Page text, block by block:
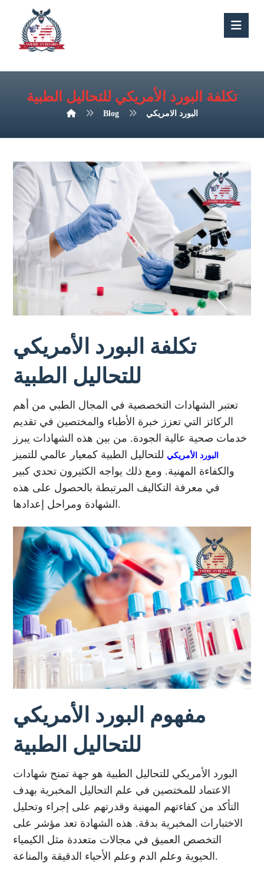
تكلفة البورد الأمريكي للتحاليل الطبية
Blog البورد الامريكي
تكلفة البورد الأمريكي
للتحاليل الطبية
تعتبر الشهادات التخصصية في المجال الطبي من أهم
الركائز التي تعزز خبرة الأطباء والمختصين في تقديم
خدمات صحية عالية الجودة. من بين هذه الشهادات يبرز
البورد الأمريكي للتحاليل الطبية كمعيار عالمي للتميز
والكفاءة المهنية. ومع ذلك يواجه الكثيرون تحدي كبير
في معرفة التكاليف المرتبطة بالحصول على هذه
الشهادة ومراحل إعدادها.
مفهوم البورد الأمريكي
للتحاليل الطبية
البورد الأمريكي للتحاليل الطبية هو جهة تمنح شهادات
الاعتماد للمختصين في علم التحاليل المخبرية بهدف
التأكد من كفاءتهم المهنية وقدرتهم على إجراء وتحليل
الاختبارات المخبرية بدقة. هذه الشهادة تعد مؤشر على
التخصص العميق في مجالات متعددة مثل الكيمياء
الحيوية وعلم الدم وعلم الأحياء الدقيقة والمناعة.